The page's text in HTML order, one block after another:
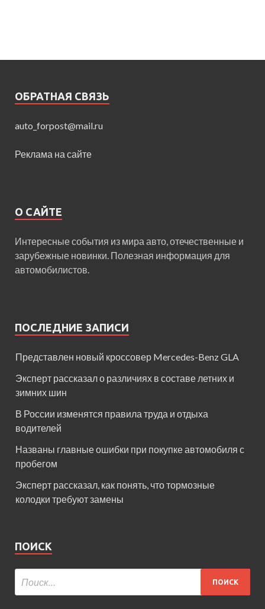
ОБРАТНАЯ СВЯЗЬ
auto_forpost@mail.ru
Реклама на сайте
О САЙТЕ
Интересные события из мира авто, отечественные и
зарубежные новинки. Полезная информация для
автомобилистов.
ПОСЛЕДНИЕ ЗАПИСИ
Представлен новый кроссовер Mercedes-Benz GLA
Эксперт рассказал о различиях в составе летних и
зимних шин
В России изменятся правила труда и отдыха
водителей
Названы главные ошибки при покупке автомобиля с
пробегом
Эксперт рассказал, как понять, что тормозные
колодки требуют замены
ПОИСК